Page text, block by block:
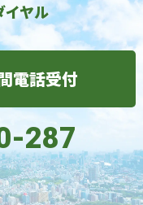
イヤル
電話受付
287